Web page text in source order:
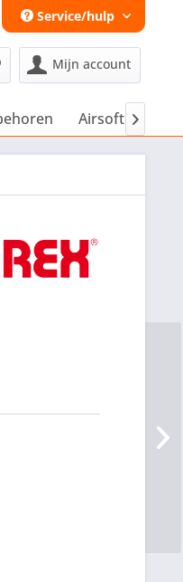
Service/hulp
Mijn account
Airsoft Extra´s
